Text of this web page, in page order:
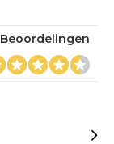
Beoordelingen